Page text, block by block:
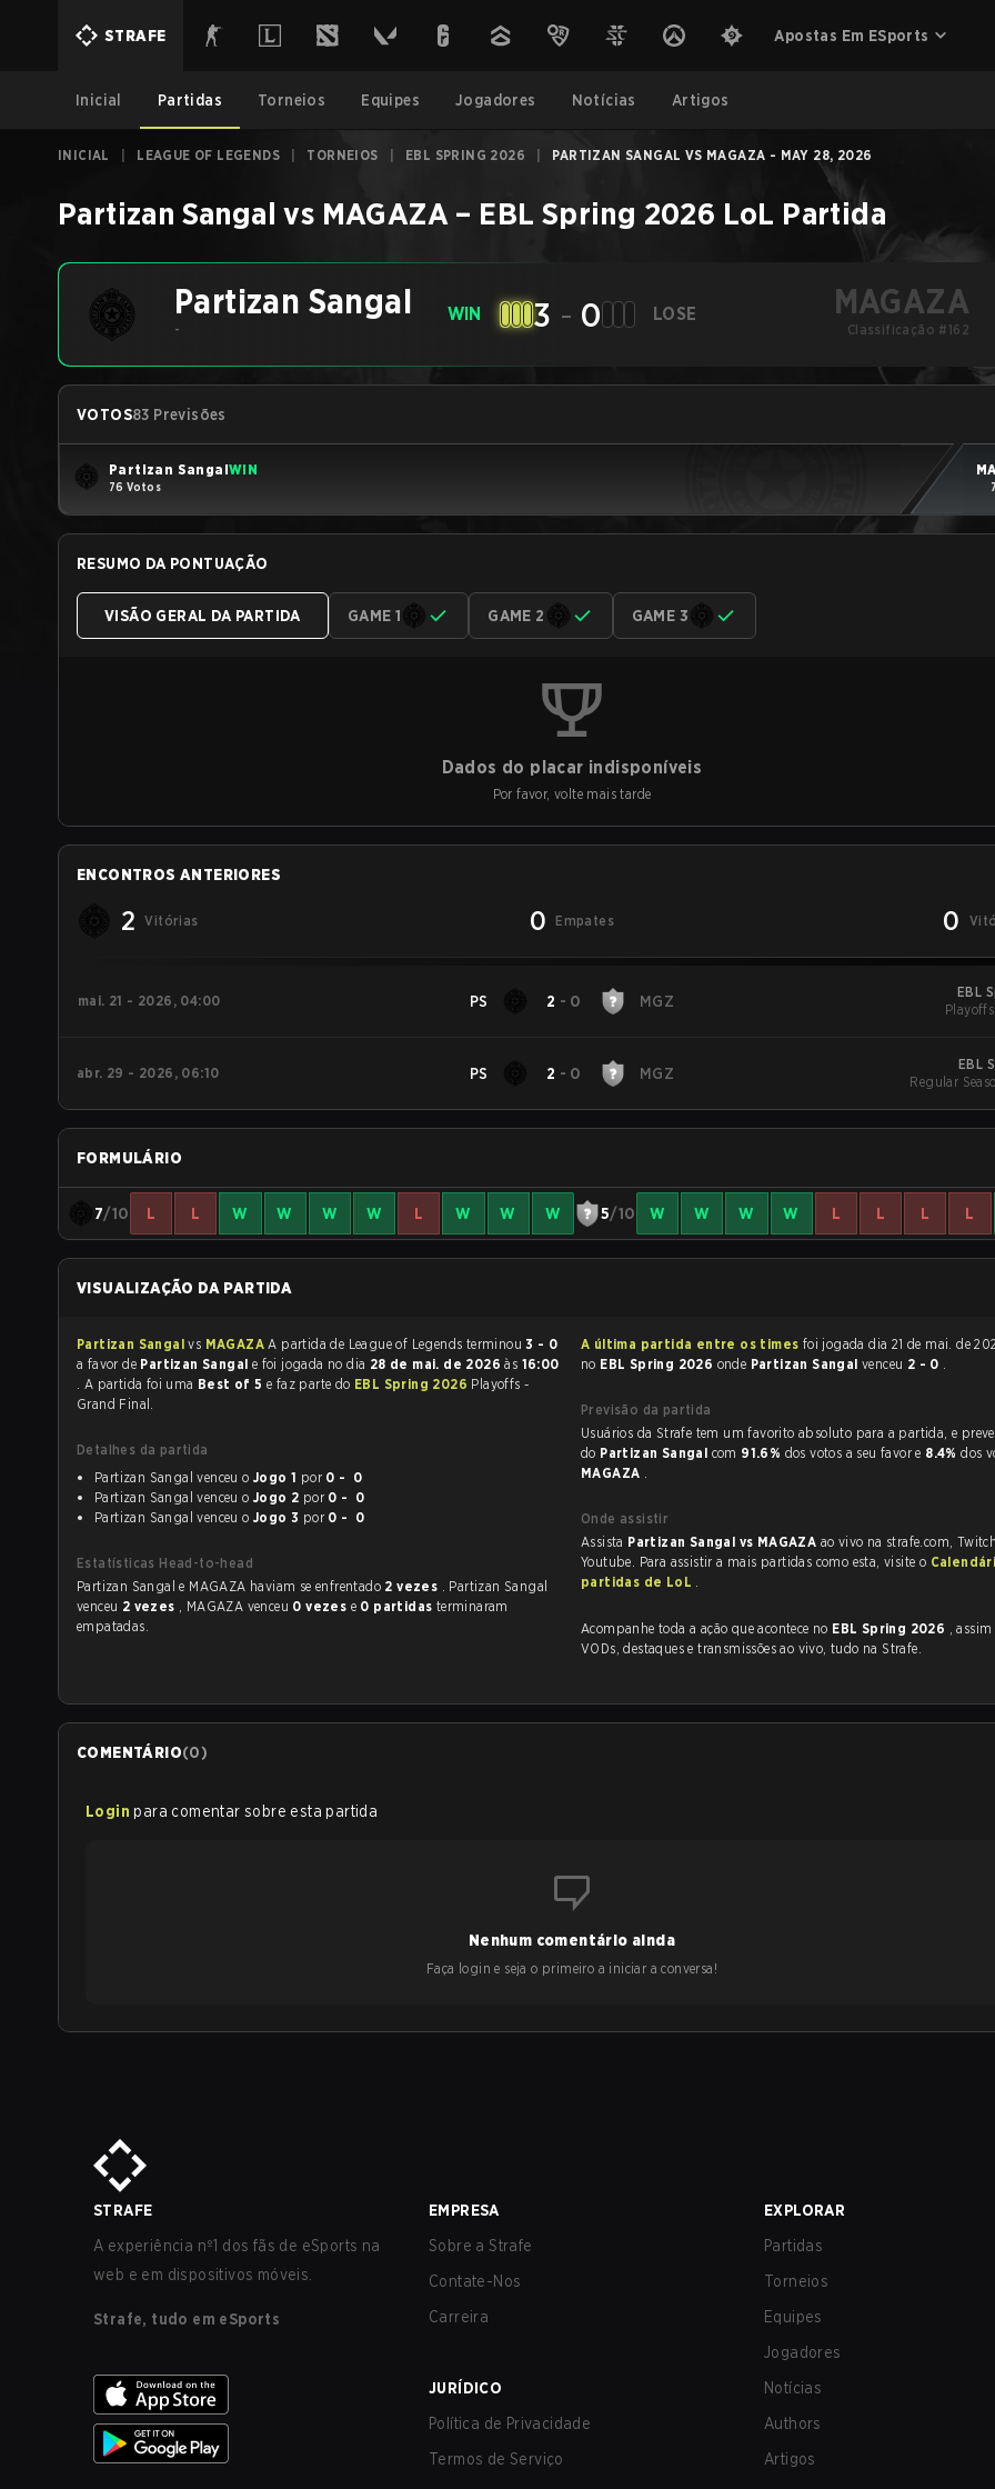
STRAFE Apostas Em ESports
Inicial Partidas Torneios Equipes Jogadores Notícias Artigos
INICIAL LEAGUE OF LEGENDS TORNEIOS EBL SPRING 2026 PARTIZAN SANGAL VS MAGAZA - MAY 28, 2026
Partizan Sangal vs MAGAZA – EBL Spring 2026 LoL Partida
Partizan Sangal
-
WIN 3 - 0 LOSE MAGAZA
Classificação #162
VOTOS83 Previsões
Partizan SangalWIN
76 Votos
RESUMO DA PONTUAÇÃO
VISÃO GERAL DA PARTIDA GAME 1 GAME 2 GAME 3
Dados do placar indisponíveis
Por favor, volte mais tarde
ENCONTROS ANTERIORES
2 Vitórias 0 Empates 0
mai. 21 - 2026, 04:00 PS 2 - 0 MGZ
EBL
abr. 29 - 2026, 06:10 PS 2 - 0 MGZ
EBL
Regular
FORMULÁRIO
7/10 L L W W W W L W W W 5/10 W W W W L L L L
VISUALIZAÇÃO DA PARTIDA
Partizan Sangalvs MAGAZA A partida de League of Legends terminou3 - 0
a favor de Partizan Sangal e foi jogada no dia 28 de mai. de 2026às 16:00
. A partida foi uma Best of 5 e faz parte do EBL Spring 2026 Playoffs -
Grand Final.
Detalhes da partida
Partizan Sangal venceu o Jogo 1 por
0 - 0
Partizan Sangal venceu o Jogo 2 por
0 - 0
Partizan Sangal venceu o Jogo 3 por 0 - 0
Estatísticas Head-to-head
Partizan Sangal e MAGAZA haviam se enfrentado 2 vezes . Partizan Sangal
venceu 2 vezes , MAGAZA venceu 0 vezes e 0 partidas terminaram
empatadas.
A última partida entre os times
no EBL Spring 2026 onde Partizan Sangal venceu 2 - 0 .
Previsão da partida
Usuários da Strafe tem um favorito absoluto para a partida, e preveem a vitória
do Partizan Sangal com 91.6% dos votos a seu favor e 8.4%dos
MAGAZA .
Onde assistir
Assista Partizan Sangal vs MAGAZA ao vivo na strafe.com,
Youtube. Para assistir a mais partidas como esta, visite o
partidas de LoL .
Acompanhe toda a ação que acontece no EBL Spring 2026 , assim como as
VODs, destaques e transmissões ao vivo, tudo na Strafe.
COMENTÁRIO(0)
Login para comentar sobre esta partida
Nenhum comentário ainda
Faça login e seja o primeiro a iniciar a conversa!
STRAFE
A experiência nº1 dos fãs de eSports na
web e em dispositivos móveis.
Strafe, tudo em eSports
EMPRESA
Sobre a Strafe
Contate-Nos
Carreira
JURÍDICO
Política de Privacidade
Termos de Serviço
EXPLORAR
Partidas
Torneios
Equipes
Jogadores
Notícias
Authors
Artigos